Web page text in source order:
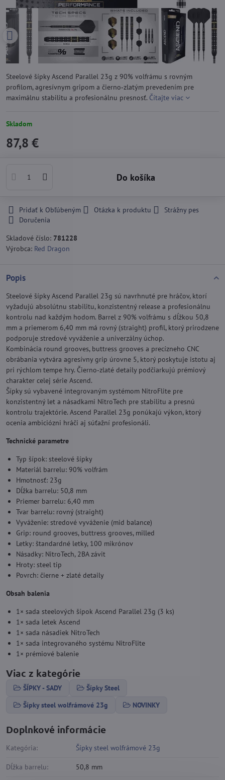
Steelové šípky Ascend Parallel 23g z 90% volfrámu s rovným
profilom, agresívnym gripom a čierno‑zlatým prevedením pre
maximálnu stabilitu a profesionálnu presnosť. Čítajte viac
Skladom
87,8 €
Do košíka
Pridať k Obľúbeným Otázka k produktu
Strážny pes
Doručenia
Skladové číslo: 781228
Výrobca: Red Dragon
Popis
Steelové šípky Ascend Parallel 23g sú navrhnuté pre hráčov, ktorí
vyžadujú absolútnu stabilitu, konzistentný release a profesionálnu
kontrolu nad každým hodom. Barrel z 90% volfrámu s dĺžkou 50,8
mm a priemerom 6,40 mm má rovný (straight) profil, ktorý prirodzene
podporuje stredové vyváženie a univerzálny úchop.
Kombinácia round grooves, buttress grooves a precízneho CNC
obrábania vytvára agresívny grip úrovne 5, ktorý poskytuje istotu aj
pri rýchlom tempe hry. Čierno‑zlaté detaily podčiarkujú prémiový
charakter celej série Ascend.
Šípky sú vybavené integrovaným systémom NitroFlite pre
konzistentný let a násadkami NitroTech pre stabilitu a presnú
kontrolu trajektórie. Ascend Parallel 23g ponúkajú výkon, ktorý
ocenia ambiciózni hráči aj súťažní profesionáli.
Technické parametre
Typ šípok: steelové šípky
Materiál barrelu: 90% volfrám
Hmotnosť: 23g
Dĺžka barrelu: 50,8 mm
Priemer barrelu: 6,40 mm
Tvar barrelu: rovný (straight)
Vyváženie: stredové vyváženie (mid balance)
Grip: round grooves, buttress grooves, milled
Letky: štandardné letky, 100 mikrónov
Násadky: NitroTech, 2BA závit
Hroty: steel tip
Povrch: čierne + zlaté detaily
Obsah balenia
1× sada steelových šípok Ascend Parallel 23g (3 ks)
1× sada letek Ascend
1× sada násadiek NitroTech
1× sada integrovaného systému NitroFlite
1× prémiové balenie
Viac z kategórie
ŠÍPKY - SADY
Šípky Steel
Šípky steel wolfrámové 23g
NOVINKY
Doplnkové informácie
Kategória: Šípky steel wolfrámové 23g
Dĺžka barrelu: 50,8 mm